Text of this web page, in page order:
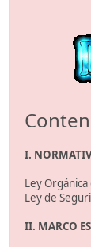
I.
Ley
Ley de
II. MARCO